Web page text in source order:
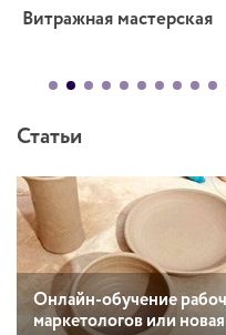
Витражная мастерская
Статьи
Онлайн-обучение
маркетологов или